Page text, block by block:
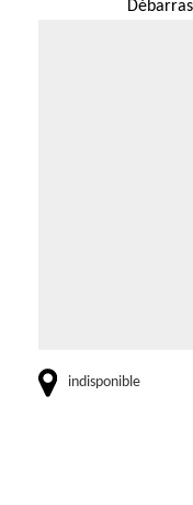
indisponible